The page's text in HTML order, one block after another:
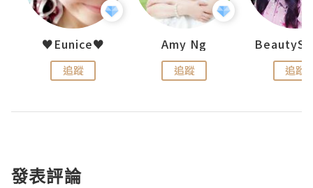
♥Eunice♥
追蹤
Amy Ng
追蹤 追蹤
發表評論